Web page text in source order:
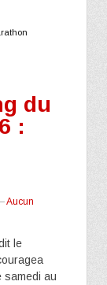
du
:
Aucun
le
samedi au